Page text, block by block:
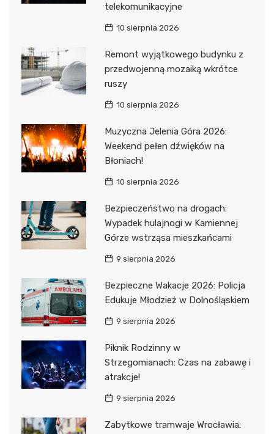
telekomunikacyjne
10 sierpnia 2026
Remont wyjątkowego budynku z
przedwojenną mozaiką wkrótce
ruszy
10 sierpnia 2026
Muzyczna Jelenia Góra 2026:
Weekend pełen dźwięków na
Błoniach!
10 sierpnia 2026
Bezpieczeństwo na drogach:
Wypadek hulajnogi w Kamiennej
Górze wstrząsa mieszkańcami
9 sierpnia 2026
Bezpieczne Wakacje 2026: Policja
Edukuje Młodzież w Dolnośląskiem
9 sierpnia 2026
Piknik Rodzinny w
Strzegomianach: Czas na zabawę i
atrakcje!
9 sierpnia 2026
Zabytkowe tramwaje Wrocławia: